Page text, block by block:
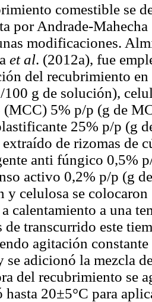
comestible se
por Andrade-
modificaciones.
et al. (2012a), fue
del recubrimiento
g de solución),
(MCC) 5% p/p (g de
25% p/p (g
extraído de rizomas de
anti fúngico 0,5%
activo 0,2% p/p (g
y celulosa se
calentamiento a una
de transcurrido este
agitación
se adicionó la mezcla
del recubrimiento se
hasta 20±5°C para